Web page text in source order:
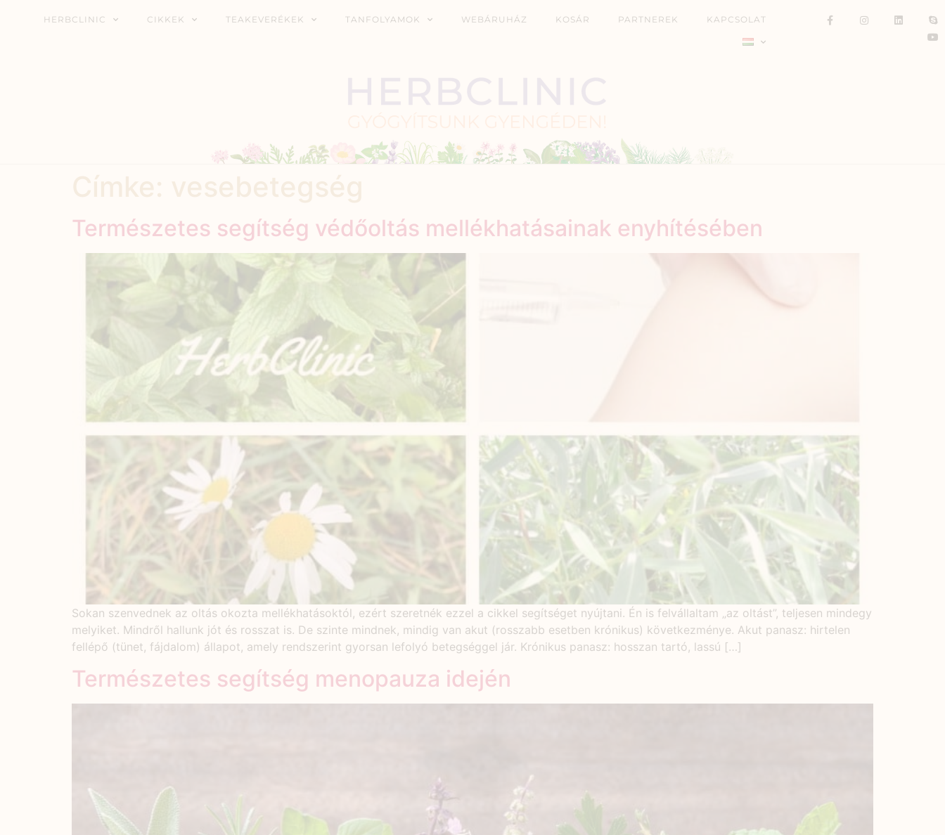
HERBCLINIC CIKKEK TEAKEVERÉKEK TANFOLYAMOK WEBÁRUHÁZ KOSÁR PARTNEREK KAPCSOLAT
Természetes segítség védőoltás mellékhatásainak enyhítésében
Sokan szenvednek az oltás okozta mellékhatásoktól, ezért szeretnék ezzel a cikkel segítséget nyújtani. Én is felvállaltam „az oltást”, teljesen mindegy
melyiket. Mindről hallunk jót és rosszat is. De szinte mindnek, mindig van akut (rosszabb esetben krónikus) következménye. Akut panasz: hirtelen
fellépő (tünet, fájdalom) állapot, amely rendszerint gyorsan lefolyó betegséggel jár. Krónikus panasz: hosszan tartó, lassú […]
Természetes segítség menopauza idején